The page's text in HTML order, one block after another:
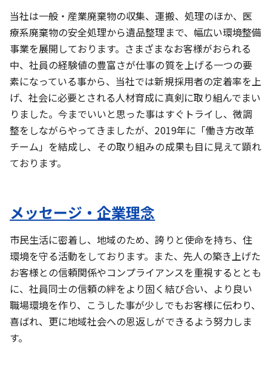
当社は一般・産業廃棄物の収集、運搬、処理のほか、医
療系廃棄物の安全処理から遺品整理まで、幅広い環境整備
事業を展開しております。さまざまなお客様がおられる
中、社員の経験値の豊富さが仕事の質を上げる一つの要
素になっている事から、当社では新規採用者の定着率を上
げ、社会に必要とされる人材育成に真剣に取り組んでまい
りました。今までいいと思った事はすぐトライし、微調
整をしながらやってきましたが、2019年に「働き方改革
チーム」を結成し、その取り組みの成果も目に見えて顕れ
ております。
メッセージ・企業理念
市民生活に密着し、地域のため、誇りと使命を持ち、住
環境を守る活動をしております。また、先人の築き上げた
お客様との信頼関係やコンプライアンスを重視するととも
に、社員同士の信頼の絆をより固く結び合い、より良い
職場環境を作り、こうした事が少しでもお客様に伝わり、
喜ばれ、更に地域社会への恩返しができるよう努力しま
す。